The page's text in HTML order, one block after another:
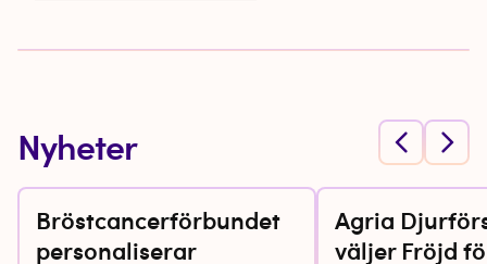
Nyheter
Bröstcancerförbundet
personaliserar
Agria
väljer Fröjd